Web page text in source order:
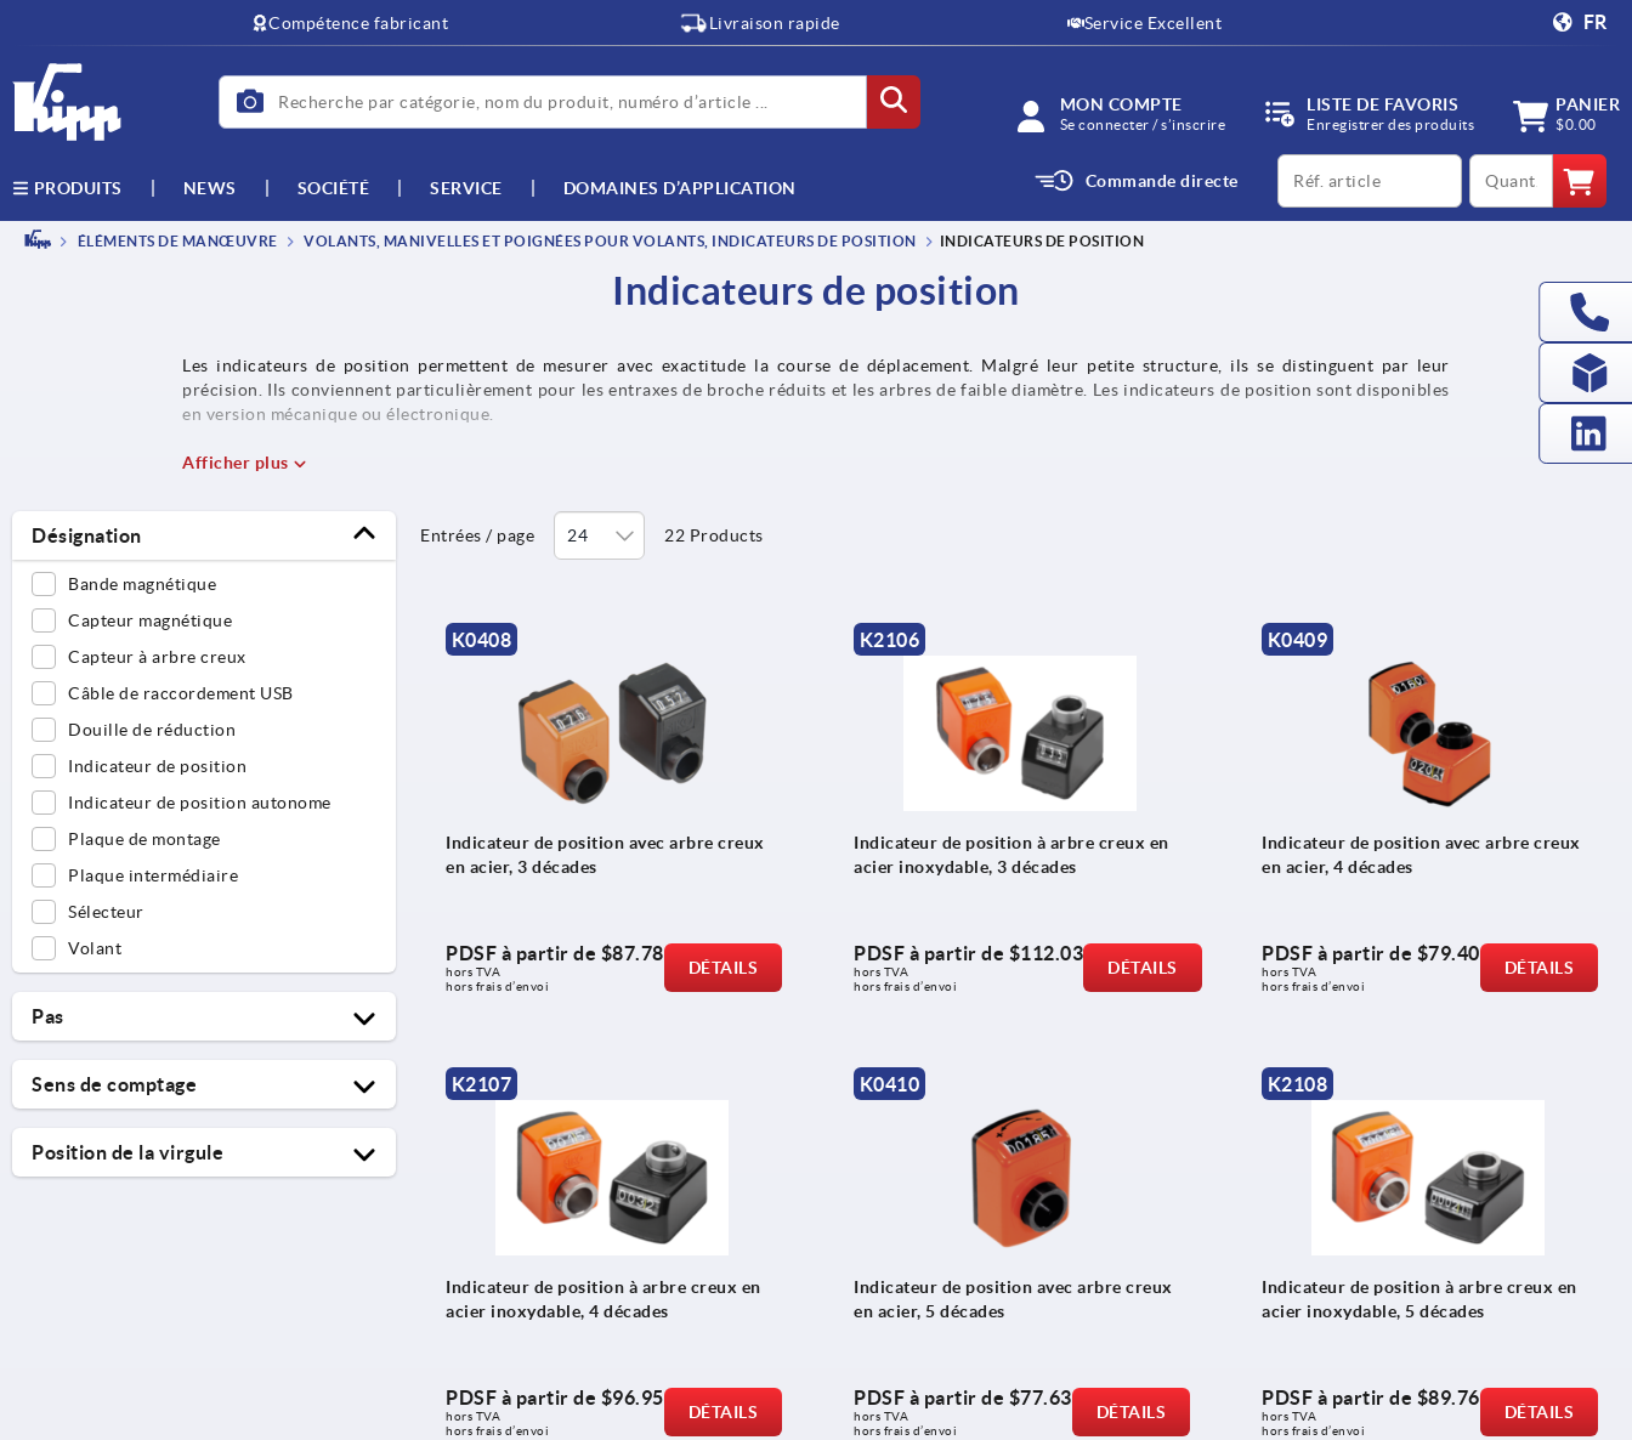
Compétence fabricant Livraison rapide Service Excellent FR
MON COMPTE
Se connecter / s’inscrire
LISTE DE FAVORIS
Enregistrer des produits
PANIER
$0.00
PRODUITS NEWS SOCIÉTÉ SERVICE DOMAINES D’APPLICATION Commande directe
productCode qty
ÉLÉMENTS DE MANŒUVRE VOLANTS, MANIVELLES ET POIGNÉES POUR VOLANTS, INDICATEURS DE POSITION INDICATEURS DE POSITION
Indicateurs de position
Les indicateurs de position permettent de mesurer avec exactitude la course de déplacement. Malgré leur petite structure, ils se distinguent par leur
précision. Ils conviennent particulièrement pour les entraxes de broche réduits et les arbres de faible diamètre. Les indicateurs de position sont disponibles
en version mécanique ou électronique.
Afficher plus
Désignation
Bande magnétique
Capteur magnétique
Capteur à arbre creux
Câble de raccordement USB
Douille de réduction
Indicateur de position
Indicateur de position autonome
Plaque de montage
Plaque intermédiaire
Sélecteur
Volant
Pas
2
Sens de comptage
Position de la virgule
Entrées / page 22 Products
K0408
Indicateur de position avec arbre creux
en acier, 3 décades
PDSF à partir de $87.78
hors TVA
hors frais d’envoi
DÉTAILS
K2106
Indicateur de position à arbre creux en
acier inoxydable, 3 décades
PDSF à partir de $112.03
hors TVA
hors frais d’envoi
DÉTAILS
K0409
Indicateur de position avec arbre creux
en acier, 4 décades
PDSF à partir de $79.40
hors TVA
hors frais d’envoi
DÉTAILS
K2107
Indicateur de position à arbre creux en
acier inoxydable, 4 décades
PDSF à partir de $96.95
hors TVA
hors frais d’envoi
DÉTAILS
K0410
Indicateur de position avec arbre creux
en acier, 5 décades
PDSF à partir de $77.63
hors TVA
hors frais d’envoi
DÉTAILS
K2108
Indicateur de position à arbre creux en
acier inoxydable, 5 décades
PDSF à partir de $89.76
hors TVA
hors frais d’envoi
DÉTAILS